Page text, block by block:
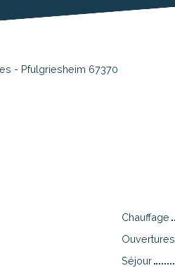
- Pfulgriesheim 67370
Chauffage
Ouvertures
Séjour